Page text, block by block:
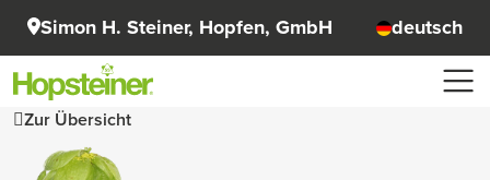
Simon H. Steiner, Hopfen, GmbH deutsch
Zur Übersicht